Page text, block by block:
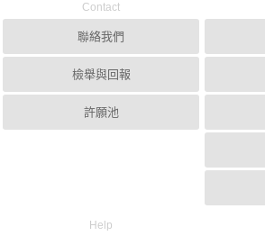
Contact
聯絡我們
檢舉與回報
許願池
Help